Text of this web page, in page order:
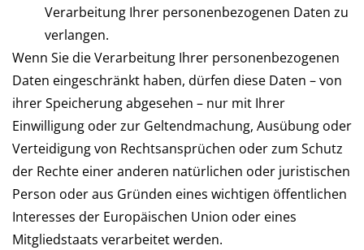
Verarbeitung Ihrer personenbezogenen Daten zu
verlangen.
Wenn Sie die Verarbeitung Ihrer personenbezogenen
Daten eingeschränkt haben, dürfen diese Daten – von
ihrer Speicherung abgesehen – nur mit Ihrer
Einwilligung oder zur Geltendmachung, Ausübung oder
Verteidigung von Rechtsansprüchen oder zum Schutz
der Rechte einer anderen natürlichen oder juristischen
Person oder aus Gründen eines wichtigen öffentlichen
Interesses der Europäischen Union oder eines
Mitgliedstaats verarbeitet werden.